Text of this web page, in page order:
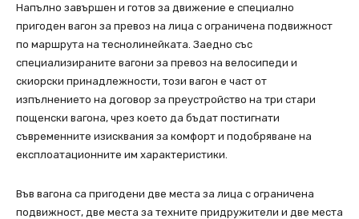
Напълно завършен и готов за движение е специално
пригоден вагон за превоз на лица с ограничена подвижност
по маршрута на теснолинейката. Заедно със
специализираните вагони за превоз на велосипеди и
скиорски принадлежности, този вагон е част от
изпълнението на договор за преустройство на три стари
пощенски вагона, чрез което да бъдат постигнати
съвременните изисквания за комфорт и подобряване на
експлоатационните им характеристики.
Във вагона са пригодени две места за лица с ограничена
подвижност, две места за техните придружители и две места